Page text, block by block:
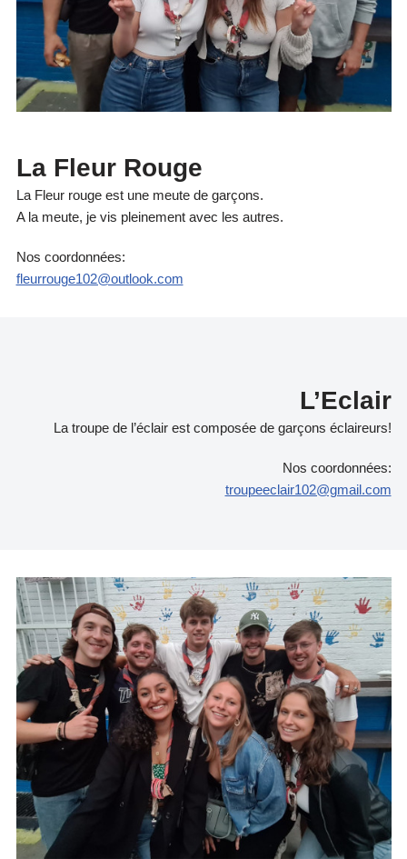
La Fleur Rouge
La Fleur rouge est une meute de garçons.
A la meute, je vis pleinement avec les autres.
Nos coordonnées:
fleurrouge102@outlook.com
L’Eclair
La troupe de l’éclair est composée de garçons éclaireurs!
Nos coordonnées:
troupeeclair102@gmail.com